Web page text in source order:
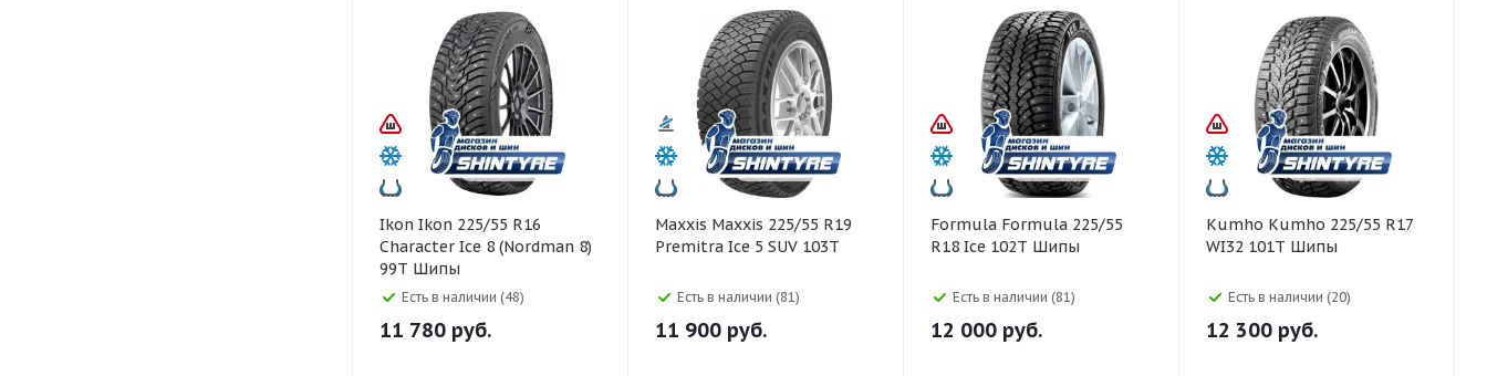
Ikon Ikon 225/55 R16
Character Ice 8 (Nordman 8)
99T Шипы
Есть в наличии (48)
11 780 руб.
Maxxis Maxxis 225/55 R19
Premitra Ice 5 SUV 103T
Есть в наличии (81)
11 900 руб.
Formula Formula 225/55
R18 Ice 102T Шипы
Есть в наличии (81)
12 000 руб.
Kumho Kumho 225/55 R17
WI32 101T Шипы
Есть в наличии (20)
12 300 руб.